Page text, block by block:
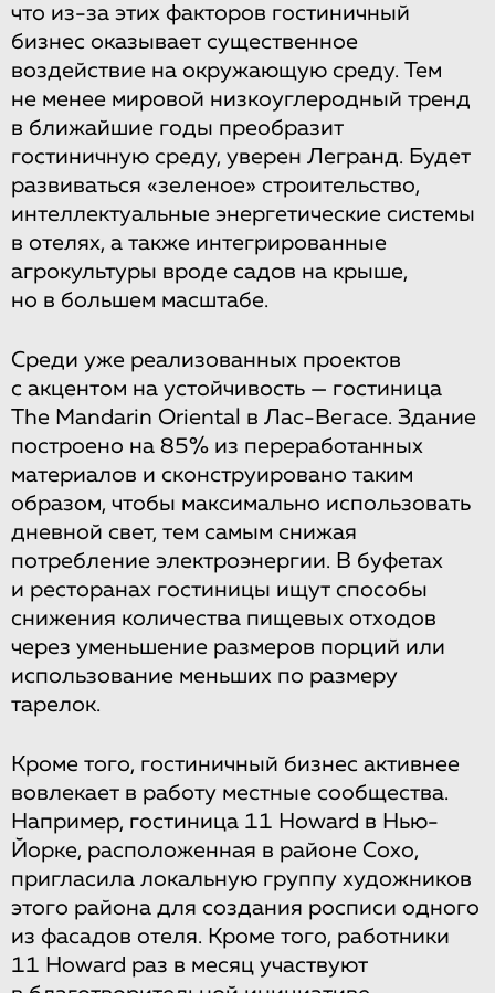
что из-за этих факторов гостиничный
бизнес оказывает существенное
воздействие на окружающую среду. Тем
не менее мировой низкоуглеродный тренд
в ближайшие годы преобразит
гостиничную среду, уверен Легранд. Будет
развиваться «зеленое» строительство,
интеллектуальные энергетические системы
в отелях, а также интегрированные
агрокультуры вроде садов на крыше,
но в большем масштабе.
Среди уже реализованных проектов
с акцентом на устойчивость — гостиница
The Mandarin Oriental в Лас-Вегасе. Здание
построено на 85% из переработанных
материалов и сконструировано таким
образом, чтобы максимально использовать
дневной свет, тем самым снижая
потребление электроэнергии. В буфетах
и ресторанах гостиницы ищут способы
снижения количества пищевых отходов
через уменьшение размеров порций или
использование меньших по размеру
тарелок.
Кроме того, гостиничный бизнес активнее
вовлекает в работу местные сообщества.
Например, гостиница 11 Howard в Нью-
Йорке, расположенная в районе Сохо,
пригласила локальную группу художников
этого района для создания росписи одного
из фасадов отеля. Кроме того, работники
11 Howard раз в месяц участвуют